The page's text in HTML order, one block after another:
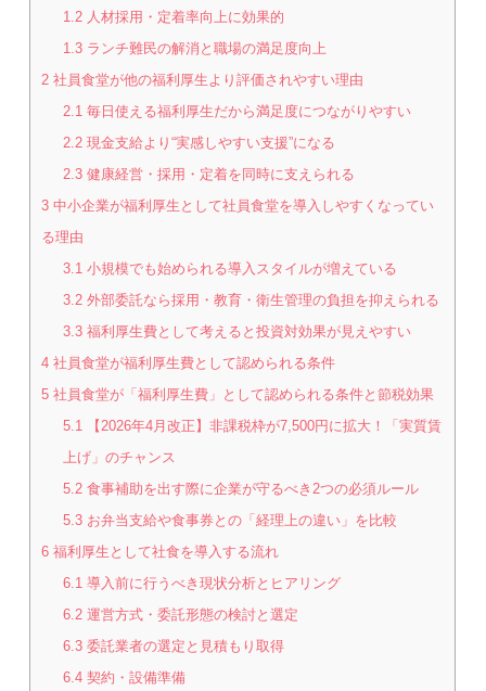
1.2 人材採用・定着率向上に効果的
1.3 ランチ難民の解消と職場の満足度向上
2 社員食堂が他の福利厚生より評価されやすい理由
2.1 毎日使える福利厚生だから満足度につながりやすい
2.2 現金支給より“実感しやすい支援”になる
2.3 健康経営・採用・定着を同時に支えられる
3 中小企業が福利厚生として社員食堂を導入しやすくなってい
る理由
3.1 小規模でも始められる導入スタイルが増えている
3.2 外部委託なら採用・教育・衛生管理の負担を抑えられる
3.3 福利厚生費として考えると投資対効果が見えやすい
4 社員食堂が福利厚生費として認められる条件
5 社員食堂が「福利厚生費」として認められる条件と節税効果
5.1
【2026年4月改正】非課税枠が7,500円に拡大！「実質賃
上げ」のチャンス
5.2 食事補助を出す際に企業が守るべき2つの必須ルール
5.3 お弁当支給や食事券との「経理上の違い」を比較
6 福利厚生として社食を導入する流れ
6.1 導入前に行うべき現状分析とヒアリング
6.2 運営方式・委託形態の検討と選定
6.3 委託業者の選定と見積もり取得
6.4 契約・設備準備